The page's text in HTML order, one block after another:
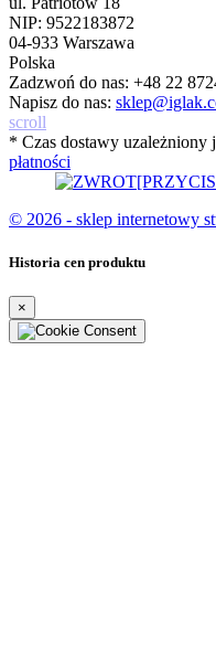
NIP: 9522183872
04-933 Warszawa
Polska
Zadzwoń do nas: +48 22
Napisz do nas:
scroll
* Czas dostawy uzależniony
płatności
© 2026 - sklep internetowy
Historia cen produktu
×